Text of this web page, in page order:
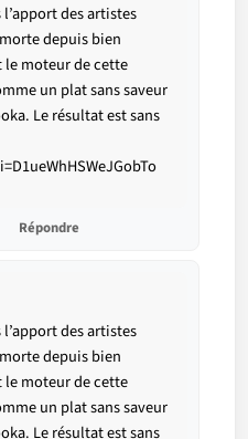
des artistes
depuis bien
le moteur de cette
un plat sans saveur
Le résultat est sans
Répondre
des artistes
depuis bien
le moteur de cette
un plat sans saveur
Le résultat est sans